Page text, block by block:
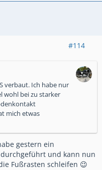
#114
verbaut. Ich habe nur
wohl bei zu starker
mich etwas
gestern ein
und kann nun
Fußrasten schleifen 😉